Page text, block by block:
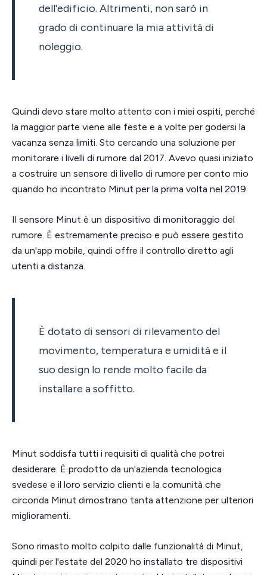
dell'edificio. Altrimenti, non sarò in
grado di continuare la mia attività di
noleggio.
Quindi devo stare molto attento con i miei ospiti, perché
la maggior parte viene alle feste e a volte per godersi la
vacanza senza limiti. Sto cercando una soluzione per
monitorare i livelli di rumore dal 2017. Avevo quasi iniziato
a costruire un sensore di livello di rumore per conto mio
quando ho incontrato Minut per la prima volta nel 2019.
Il sensore Minut è un dispositivo di monitoraggio del
rumore. È estremamente preciso e può essere gestito
da un'app mobile, quindi offre il controllo diretto agli
utenti a distanza.
È dotato di sensori di rilevamento del
movimento, temperatura e umidità e il
suo design lo rende molto facile da
installare a soffitto.
Minut soddisfa tutti i requisiti di qualità che potrei
desiderare. È prodotto da un'azienda tecnologica
svedese e il loro servizio clienti e la comunità che
circonda Minut dimostrano tanta attenzione per ulteriori
miglioramenti.
Sono rimasto molto colpito dalle funzionalità di Minut,
quindi per l'estate del 2020 ho installato tre dispositivi